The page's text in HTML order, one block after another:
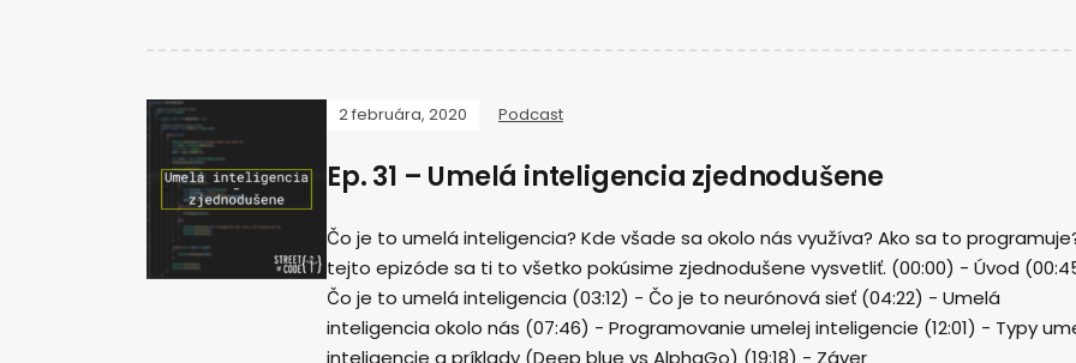
2 februára, 2020 Podcast
Ep. 31 – Umelá inteligencia zjednodušene
Čo je to umelá inteligencia? Kde všade sa okolo nás využíva? Ako sa to
tejto epizóde sa ti to všetko pokúsime zjednodušene vysvetliť. (00:00) - Úvod
Čo je to umelá inteligencia (03:12) - Čo je to neurónová sieť (04:22) - Umelá
inteligencia okolo nás (07:46) - Programovanie umelej inteligencie (12:01) - Typy
inteligencie a príklady (Deep blue vs AlphaGo) (19:18) - Záver